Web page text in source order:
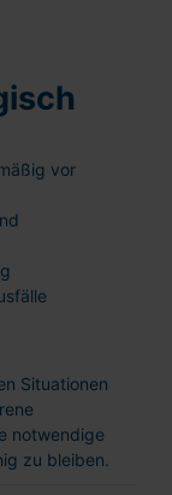
vor
Situationen
notwendige
zu bleiben.